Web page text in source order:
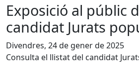
Exposició al públic
candidat Jurats
Divendres, 24 de gener de 2025
Consulta el llistat del candidat